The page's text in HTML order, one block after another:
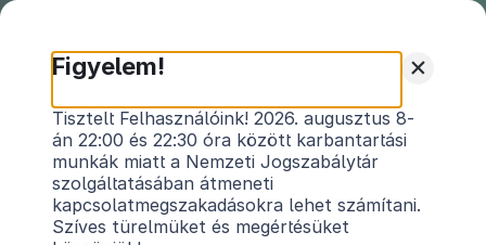
2003. évi XCI. törvény
az adókról, járulékokról és egyéb költségvetési
befizetésekről szóló törvények módosításáról
Hatályos: 2008. 01. 01. – 2012. 06. 26.
+
Figyelem!
Tisztelt Felhasználóink! 2026. augusztus 8-
án 22:00 és 22:30 óra között karbantartási
munkák miatt a Nemzeti Jogszabálytár
szolgáltatásában átmeneti
kapcsolatmegszakadásokra lehet számítani.
Szíves türelmüket és megértésüket